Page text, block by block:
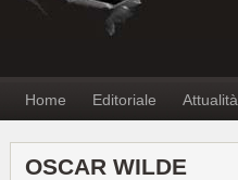
Home Editoriale Attualità
OSCAR WILDE